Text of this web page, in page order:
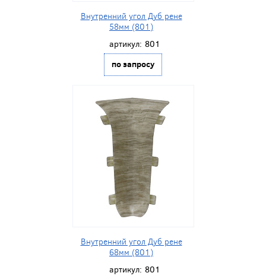
Внутренний угол Дуб рене
58мм (801)
артикул: 801
по запросу
Внутренний угол Дуб рене
68мм (801)
артикул: 801